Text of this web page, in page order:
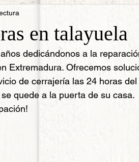
en talayuela
dedicándonos a la
Extremadura. Ofrecemos
de cerrajería las 24 horas
quede a la puerta de su casa.